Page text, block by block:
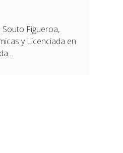
Figueroa,
y Licenciada en